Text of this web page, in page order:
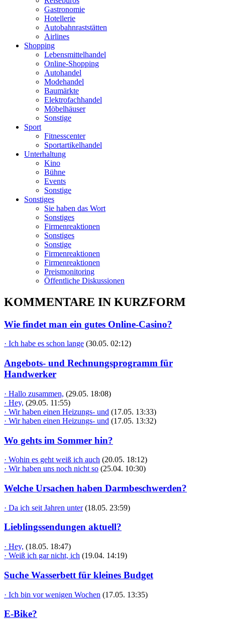
Gastronomie
Hotellerie
Autobahnraststätten
Airlines
Shopping
Lebensmittelhandel
Online-Shopping
Autohandel
Modehandel
Baumärkte
Elektrofachhandel
Möbelhäuser
Sonstige
Sport
Fitnesscenter
Sportartikelhandel
Unterhaltung
Kino
Bühne
Events
Sonstige
Sonstiges
Sie haben das Wort
Sonstiges
Firmenreaktionen
Sonstiges
Sonstige
Firmenreaktionen
Firmenreaktionen
Preismonitoring
Öffentliche Diskussionen
KOMMENTARE IN KURZFORM
Wie findet man ein gutes Online-Casino?
· Ich habe es schon lange (30.05. 02:12)
Angebots- und Rechnungsprogramm für
Handwerker
· Hallo zusammen, (29.05. 18:08)
· Hey, (29.05. 11:55)
· Wir haben einen Heizungs- und (17.05. 13:33)
· Wir haben einen Heizungs- und (17.05. 13:32)
Wo gehts im Sommer hin?
· Wohin es geht weiß ich auch (20.05. 18:12)
· Wir haben uns noch nicht so (25.04. 10:30)
Welche Ursachen haben Darmbeschwerden?
· Da ich seit Jahren unter (18.05. 23:59)
Lieblingssendungen aktuell?
· Hey, (18.05. 18:47)
· Weiß ich gar nicht, ich (19.04. 14:19)
Suche Wasserbett für kleines Budget
· Ich bin vor wenigen Wochen (17.05. 13:35)
E-Bike?